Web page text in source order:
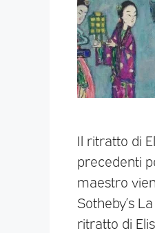
Il ritratto di
precedenti
maestro
Sotheby’s
ritratto di